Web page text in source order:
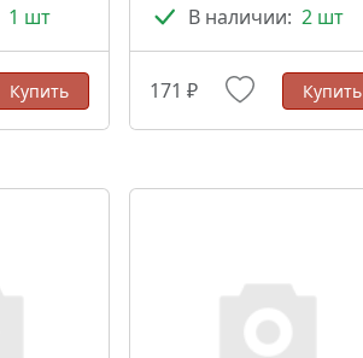
1 шт
Купить
В наличии: 2 шт
171 ₽ Купить